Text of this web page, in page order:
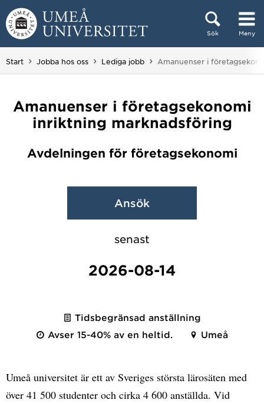
Hoppa direkt till innehållet
Sök Meny
Huvudmenyn dold.
Start Jobba hos oss Lediga jobb Du är här:
Amanuenser i
Amanuenser i företagsekonomi
inriktning marknadsföring
Avdelningen för företagsekonomi
Ansök
senast
2026-08-14
Tidsbegränsad anställning
Avser 15-40% av en heltid.
Umeå
Umeå universitet är ett av Sveriges största lärosäten med
över 41 500 studenter och cirka 4 600 anställda. Vid